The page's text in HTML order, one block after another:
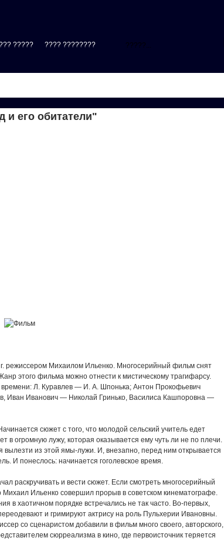
?????
???? ????????
его обитатели"
режиссером Михаилом Ильенко. Многосерийный фильм снят
этого фильма можно отнести к мистическому трагифарсу.
времени: Л. Куравлев — И. А. Шпонька; Антон Прокофьевич
Иван Иванович — Николай Гринько, Василиса Кашпоровна —
сюжет с того, что молодой сельский учитель едет
в огромную лужу, которая оказывается ему чуть ли не по плечи.
вылезти из этой ямы-лужи. И, внезапно, перед ним открывается
И понеслось: начинается гоголевское время.
раскручивать и вести сюжет. Если смотреть многосерийный
Ильенко совершил прорыв в советском кинематографе.
в хаотичном порядке встречались не так часто. Во-первых,
и гримируют актрису на роль Пульхерии Ивановны.
со сценаристом добавили в фильм много своего, авторского,
сюрреализма в кино, где первоисточник теряется